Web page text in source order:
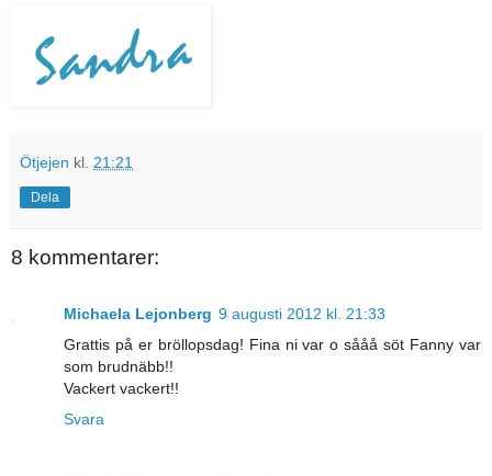
Ötjejen kl. 21:21
Dela
8 kommentarer:
Michaela Lejonberg 9 augusti 2012 kl. 21:33
Grattis på er bröllopsdag! Fina ni var o sååå söt Fanny var
som brudnäbb!!
Vackert vackert!!
Svara